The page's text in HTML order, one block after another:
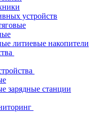
устройств
литиевые накопители
зарядные станции